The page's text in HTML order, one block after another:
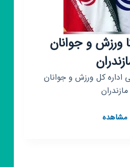
ورزش و جوانان
اداره کل ورزش و جوانان
مازندران
مشاهدهکانال